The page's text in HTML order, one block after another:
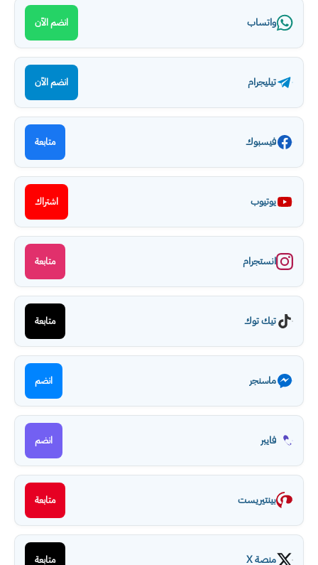
واتساب انضم الآن
تيليجرام انضم الآن
فيسبوك متابعة
يوتيوب اشتراك
انستجرام متابعة
تيك توك متابعة
ماسنجر انضم
فايبر انضم
بينتيريست متابعة
منصة X متابعة